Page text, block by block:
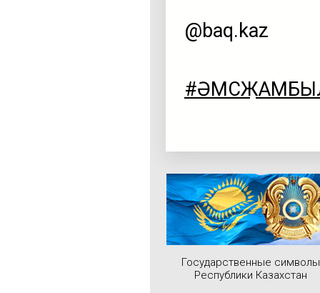
@baq.kaz
Государственные символы
Республики Казахстан